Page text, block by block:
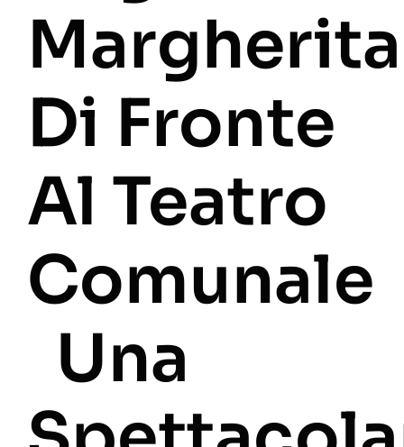
Margherita
Di Fronte
Al Teatro
Comunale
Una